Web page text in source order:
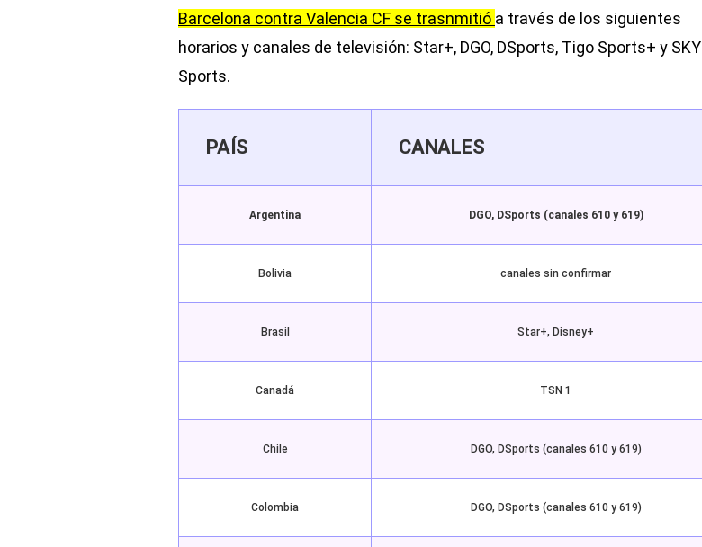
Barcelona contra Valencia CF se trasnmitió a través de los siguientes
horarios y canales de televisión: Star+, DGO, DSports, Tigo Sports+ y SKY
Sports.
PAÍS CANALES
Argentina DGO, DSports (canales 610 y 619)
Bolivia canales sin confirmar
Brasil Star+, Disney+
Canadá TSN 1
Chile DGO, DSports (canales 610 y 619)
Colombia DGO, DSports (canales 610 y 619)